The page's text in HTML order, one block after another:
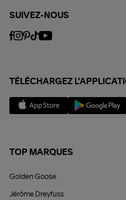
SUIVEZ-NOUS
TÉLÉCHARGEZ
TOP MARQUES
Golden Goose
Jérôme Dreyfuss